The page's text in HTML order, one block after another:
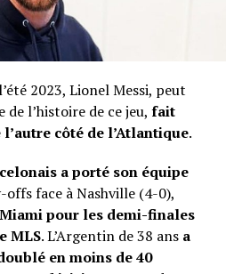
2023, Lionel Messi, peut
l’histoire de ce jeu, fait
côté de l’Atlantique.
a porté son équipe
face à Nashville (4-0),
pour les demi-finales
MLS. L’Argentin de 38 ans a
en moins de 40